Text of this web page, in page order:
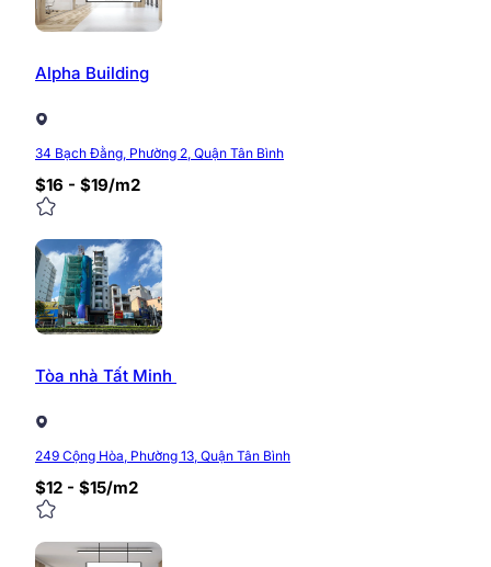
Alpha Building
34 Bạch Đằng, Phường 2, Quận Tân Bình
$16 - $19/m2
Tòa nhà Tất Minh
249 Cộng Hòa, Phường 13, Quận Tân Bình
$12 - $15/m2